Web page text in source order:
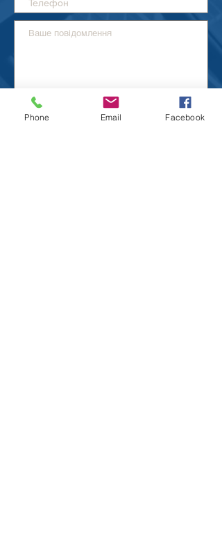
Phone
Email Facebook